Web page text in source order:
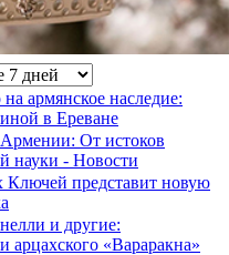
армянское наследие:
в Ереване
От истоков
науки - Новости
Ключей представит новую
и другие:
«Вараракна»